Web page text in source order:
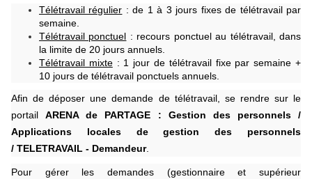
Télétravail régulier : de 1 à 3 jours fixes de télétravail par
semaine.
Télétravail ponctuel : recours ponctuel au télétravail, dans
la limite de 20 jours annuels.
Télétravail mixte: 1 jour de télétravail fixe par semaine +
10 jours de télétravail ponctuels annuels.
Afin de déposer une demande de télétravail, se rendre sur le
portailARENA de PARTAGE : Gestion des personnels /
Applications locales de gestion des personnels
/ TELETRAVAIL - Demandeur.
Pour gérer les demandes (gestionnaire et supérieur